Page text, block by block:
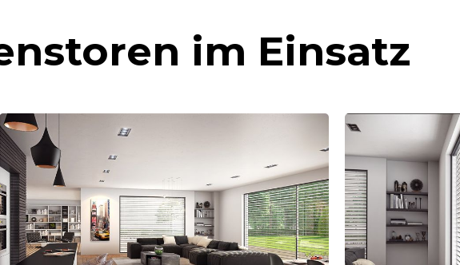
im Einsatz